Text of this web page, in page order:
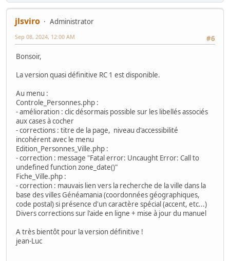
jlsviro
Administrator
#6
Sep 08, 2024, 12:00 AM
Bonsoir,
La version quasi définitive RC 1 est disponible.
Au menu :
Controle_Personnes.php :
- amélioration : clic désormais possible sur les libellés associés
aux cases à cocher
- corrections : titre de la page, niveau d'accessibilité
incohérent avec le menu
Edition_Personnes_Ville.php :
- correction : message "Fatal error: Uncaught Error: Call to
undefined function zone_date()"
Fiche_Ville.php :
- correction : mauvais lien vers la recherche de la ville dans la
base des villes Généamania (coordonnées géographiques,
code postal) si présence d'un caractère spécial (accent, etc...)
Divers corrections sur l'aide en ligne + mise à jour du manuel
A très bientôt pour la version définitive !
jean-Luc